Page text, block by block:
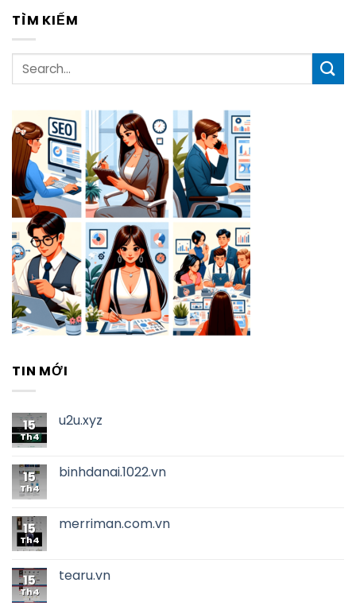
TÌM KIẾM
TIN MỚI
15
Th4
u2u.xyz
15
Th4
binhdanai.1022.vn
15
Th4
merriman.com.vn
15
Th4
tearu.vn